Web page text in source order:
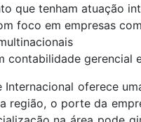
que tenham atuação
foco em empresas
contabilidade gerencial
oferece
região, o porte da